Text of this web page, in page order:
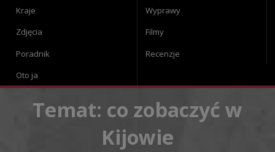
Kraje
Wyprawy
Zdjęcia
Filmy
Poradnik
Recenzje
Oto ja
Temat: co zobaczyć w
Kijowie